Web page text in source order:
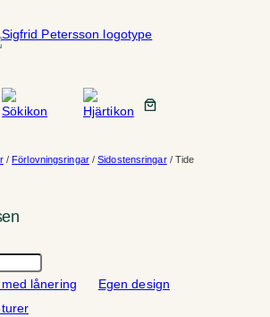
/Förlovningsringar/Sidostensringar/ Tide
lånering
Egen design